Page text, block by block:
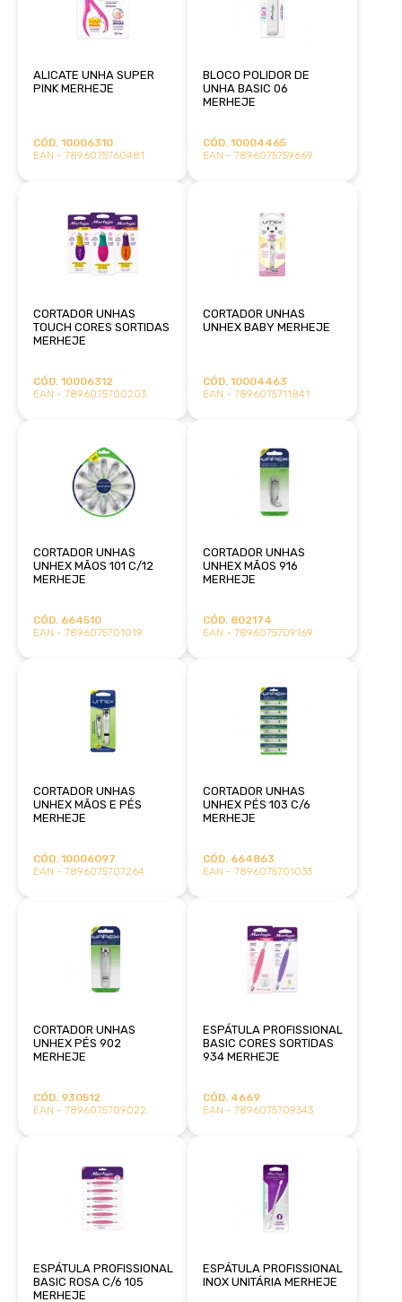
ALICATE UNHA SUPER
PINK MERHEJE
CÓD. 10006310
EAN - 7896075760481
BLOCO POLIDOR DE
UNHA BASIC 06
MERHEJE
CÓD. 10004465
EAN - 7896075759669
CORTADOR UNHAS
TOUCH CORES SORTIDAS
MERHEJE
CÓD. 10006312
EAN - 7896075700203
CORTADOR UNHAS
UNHEX BABY MERHEJE
CÓD. 10004463
EAN - 7896075711841
CORTADOR UNHAS
UNHEX MÃOS 101 C/12
MERHEJE
CÓD. 664510
EAN - 7896075701019
CORTADOR UNHAS
UNHEX MÃOS 916
MERHEJE
CÓD. 802174
EAN - 7896075709169
CORTADOR UNHAS
UNHEX MÃOS E PÉS
MERHEJE
CÓD. 10006097
EAN - 7896075707264
CORTADOR UNHAS
UNHEX PÉS 103 C/6
MERHEJE
CÓD. 664863
EAN - 7896075701033
CORTADOR UNHAS
UNHEX PÉS 902
MERHEJE
CÓD. 930512
EAN - 7896075709022
ESPÁTULA PROFISSIONAL
BASIC CORES SORTIDAS
934 MERHEJE
CÓD. 4669
EAN - 7896075709343
ESPÁTULA PROFISSIONAL
BASIC ROSA C/6 105
MERHEJE
ESPÁTULA PROFISSIONAL
INOX UNITÁRIA MERHEJE